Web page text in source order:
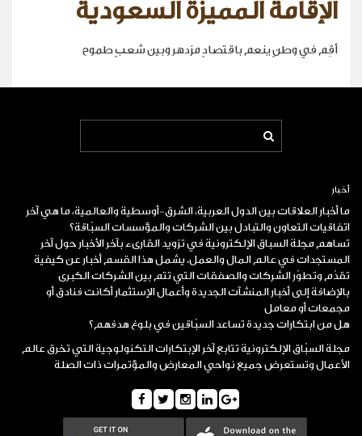
الإقامة المميزة السعودية
أقِم في وطنٍ ينعم باقتصادٍ مزدهر وبين شعبٍ طموح
أخبار
ما أخبار العلاقات بين الدول العربية، الشرق-أوسطية والعالمية، ما هي آخر
اتفاقيات التعاون والتبادل بين الشركات والمؤسسات السبّاقة؟
تساهم مجلة السباق الإلكترونية في تزويد القارىء بآخر الأخبار حول آخر
المستجدات في عالم المال والعمل. يشمل هذا القسم أخبار عن كيفية
تقدّم وتطوّر الشركات والصفقات التي تتم بين الشركات الكبرى
بالإضافة إلى أخبار المنشآت الجديدة وأعمال الإستثمار أكانت فنادق أو
مجمعات أو معامل
هل من ابتكارات جديدة تساعد السبّاقين في بلوغ هدفهم؟
مجلةالسبّاقالإلكترونية تتابع آخر الإبتكارات التكنولوجية التي تخرق عالم
الأعمال وتستعرض جميع نواحي المعارض والمؤتمرات ذات الصلة